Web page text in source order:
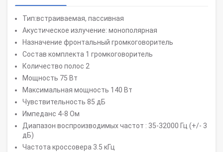
Тип:встраиваемая, пассивная
Акустическое излучение: монополярная
Назначение фронтальный громкоговоритель
Состав комплекта 1 громкоговоритель
Количество полос 2
Мощность 75 Вт
Максимальная мощность 140 Вт
Чувствительность 85 дБ
Импеданс 4-8 Ом
Диапазон воспроизводимых частот : 35-32000 Гц (+/- 3
дБ)
Частота кроссовера 3.5 кГц